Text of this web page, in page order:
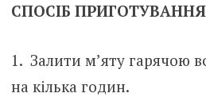
СПОСІБ
Залити м’яту гарячою
на кілька годин.